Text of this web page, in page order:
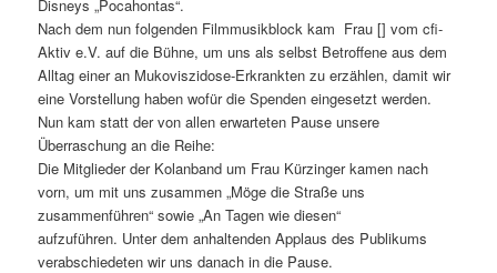
Disneys „Pocahontas“.
Nach dem nun folgenden Filmmusikblock kam Frau [] vom cfi-
Aktiv e.V. auf die Bühne, um uns als selbst Betroffene aus dem
Alltag einer an Mukoviszidose-Erkrankten zu erzählen, damit wir
eine Vorstellung haben wofür die Spenden eingesetzt werden.
Nun kam statt der von allen erwarteten Pause unsere
Überraschung an die Reihe:
Die Mitglieder der Kolanband um Frau Kürzinger kamen nach
vorn, um mit uns zusammen „Möge die Straße uns
zusammenführen“ sowie „An Tagen wie diesen“
aufzuführen. Unter dem anhaltenden Applaus des Publikums
verabschiedeten wir uns danach in die Pause.